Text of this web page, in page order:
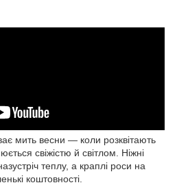
мить весни — коли розквітають
свіжістю й світлом. Ніжні
теплу, а краплі роси на
коштовності.